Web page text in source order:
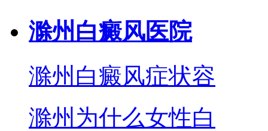
滁州白癜风医院
滁州白癜风症状容
滁州为什么女性白